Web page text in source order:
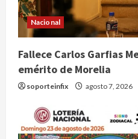
Nacional
Fallece Carlos Garfias
emérito de Morelia
soporteinfix agosto 7, 2026